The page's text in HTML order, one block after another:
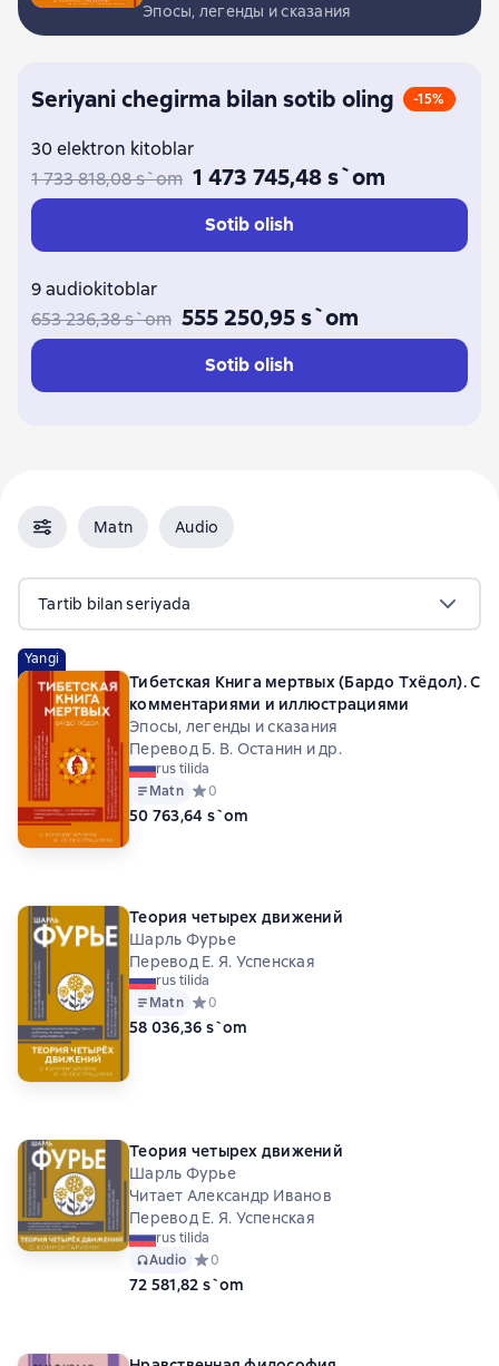
иллюстрациями
Эпосы, легенды и сказания
Seriyani chegirma bilan sotib oling -15%
30 elektron kitoblar
1 733 818,08 s`om 1 473 745,48 s`om
Sotib olish
9 audiokitoblar
653 236,38 s`om 555 250,95 s`om
Sotib olish
Matn Audio
Tartib bilan seriyada
Yangi
Тибетская Книга мертвых (Бардо Тхёдол). С
комментариями и иллюстрациями
Эпосы, легенды и сказания
Перевод Б. В. Останин и др.
rus tilida
Matn Средний рейтинг 0 на основе 0 оценок
0
50 763,64 s`om
Теория четырех движений
Шарль Фурье
Перевод Е. Я. Успенская
rus tilida
Matn Средний рейтинг 0 на основе 0 оценок
0
58 036,36 s`om
Теория четырех движений
Шарль Фурье
Читает Александр Иванов
Перевод Е. Я. Успенская
rus tilida
Audio Средний рейтинг 0 на основе 0 оценок
0
72 581,82 s`om